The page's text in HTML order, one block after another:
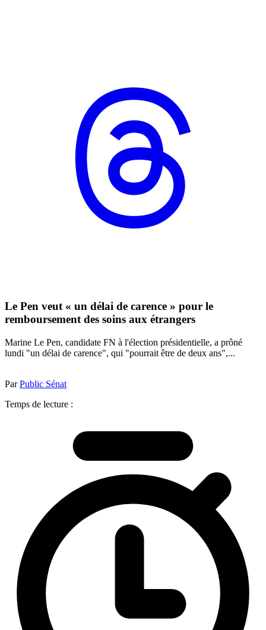
Le Pen veut « un délai de carence » pour le
remboursement des soins aux étrangers
Marine Le Pen, candidate FN à l'élection présidentielle, a prôné
lundi "un délai de carence", qui "pourrait être de deux ans",...
ParPublic Sénat
Temps de lecture :